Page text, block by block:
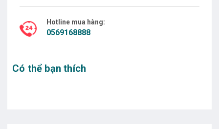
Hotline mua hàng:
0569168888
Có thể bạn thích